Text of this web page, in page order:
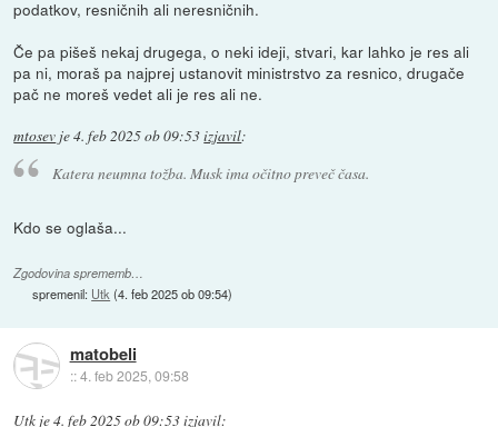
podatkov, resničnih ali neresničnih.
Če pa pišeš nekaj drugega, o neki ideji, stvari, kar lahko je res ali
pa ni, moraš pa najprej ustanovit ministrstvo za resnico, drugače
pač ne moreš vedet ali je res ali ne.
mtosev je4. feb 2025 ob 09:53izjavil:
Katera neumna tožba. Musk ima očitno preveč časa.
Kdo se oglaša...
Zgodovina sprememb…
spremenil: Utk (4. feb 2025 ob 09:54)
matobeli
::4. feb 2025, 09:58
Utk je4. feb 2025 ob 09:53izjavil: